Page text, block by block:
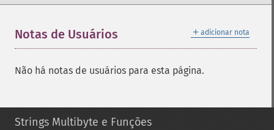
＋ adicionar nota
Notas de Usuários
Não há notas de usuários para esta página.
Strings Multibyte e Funções